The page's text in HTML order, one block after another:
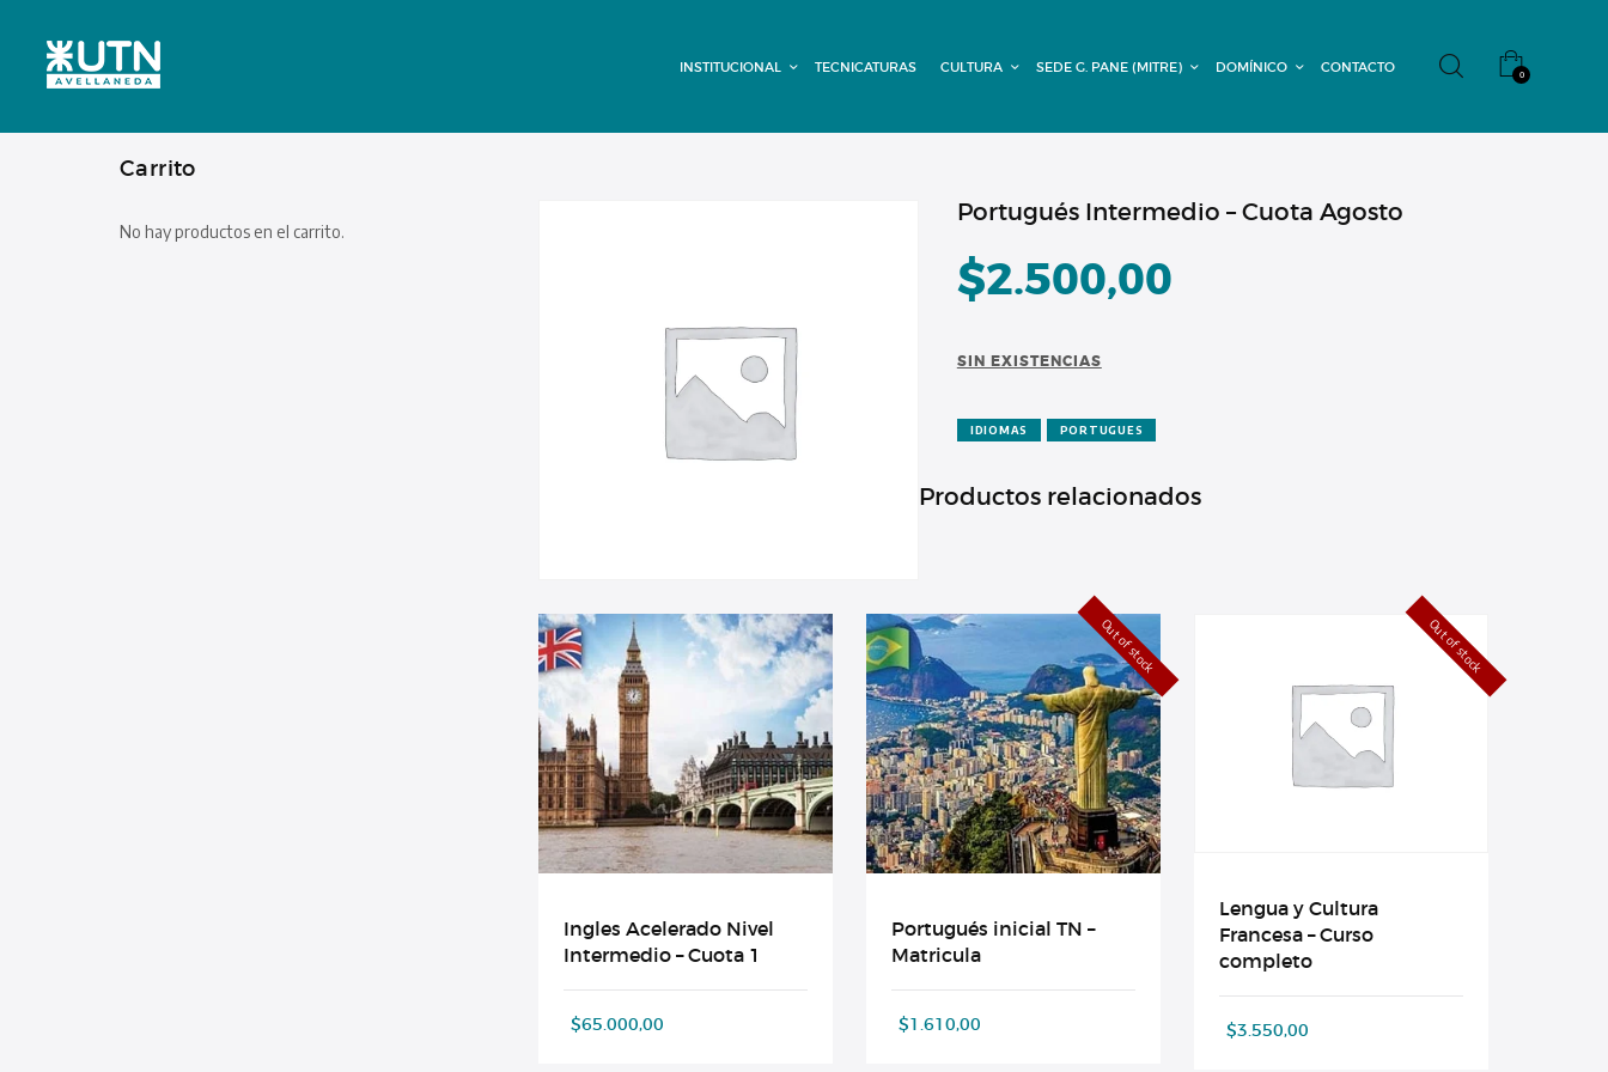
INSTITUCIONAL TECNICATURAS CULTURA SEDE G. PANE (MITRE) DOMÍNICO CONTACTO 0
DOMÍNICO
CONTACTO
Portugués Intermedio – Cuota Agosto
$2.500,00
SIN EXISTENCIAS
IDIOMAS PORTUGUES
Productos relacionados
Ingles Acelerado Nivel
Intermedio – Cuota 1
$65.000,00
Out of stock
Portugués inicial TN –
Matricula
$1.610,00
Out of stock
Lengua y Cultura
Francesa – Curso
completo
$3.550,00
Carrito
No hay productos en el carrito.